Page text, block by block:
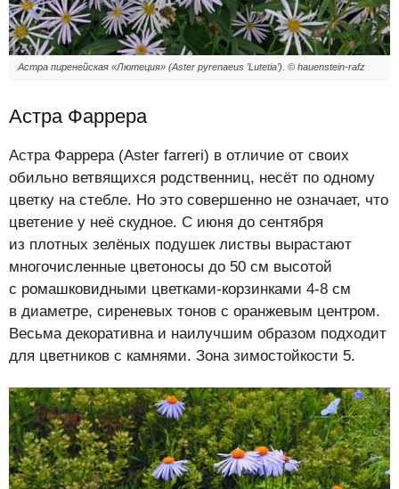
Астра пиренейская «Лютеция» (Aster pyrenaeus ’Lutetia’). © hauenstein-rafz
Астра Фаррера
Астра Фаррера (Aster farreri) в отличие от своих
обильно ветвящихся родственниц, несёт по одному
цветку на стебле. Но это совершенно не означает, что
цветение у неё скудное. С июня до сентября
из плотных зелёных подушек листвы вырастают
многочисленные цветоносы до 50 см высотой
с ромашковидными цветками-корзинками 4-8 см
в диаметре, сиреневых тонов с оранжевым центром.
Весьма декоративна и наилучшим образом подходит
для цветников с камнями. Зона зимостойкости 5.